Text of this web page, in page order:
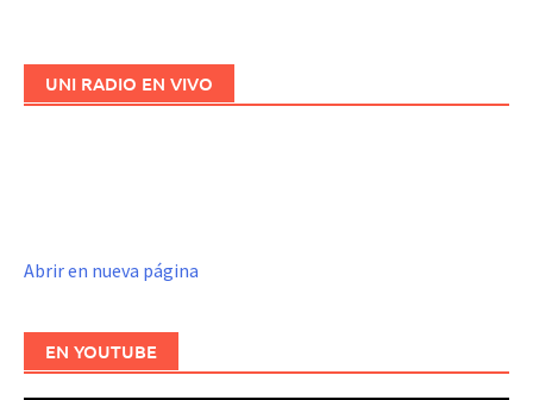
UNI RADIO EN VIVO
Abrir en nueva página
EN YOUTUBE